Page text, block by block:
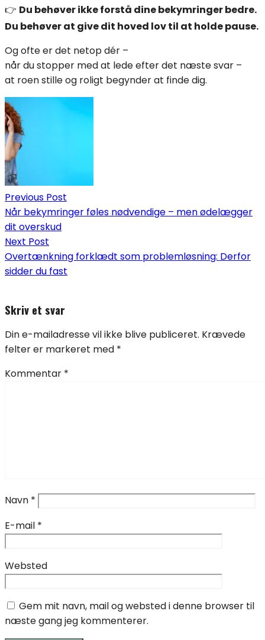
👉 Du behøver ikke forstå dine bekymringer bedre.
Du behøver at give dit hoved lov til at holde pause.
Og ofte er det netop dér –
når du stopper med at lede efter det næste svar –
at roen stille og roligt begynder at finde dig.
Indlægsnavigation
Previous Post
Når bekymringer føles nødvendige – men ødelægger
dit overskud
Next Post
Overtænkning forklædt som problemløsning: Derfor
sidder du fast
Skriv et svar
Din e-mailadresse vil ikke blive publiceret. Krævede
felter er markeret med *
Kommentar *
Navn *
E-mail *
Websted
Gem mit navn, mail og websted i denne browser til
næste gang jeg kommenterer.